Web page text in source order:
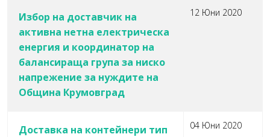
Избор на доставчик на
активна нетна електрическа
енергия и координатор на
балансираща група за ниско
напрежение за нуждите на
Община Крумовград
12 Юни 2020
Доставка на контейнери тип
04 Юни 2020